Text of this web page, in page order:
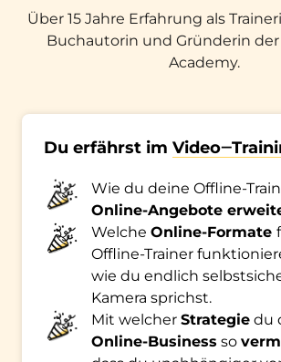
Über 15 Jahre Erfahrung als
Buchautorin und Gründerin
Academy.
Du erfährst im Video‒
Online-Angebote
Welche Online-Formate
Offline-Trainer
wie du endlich
Kamera sprichst.
Mit welcher Strategie
Online-Business so